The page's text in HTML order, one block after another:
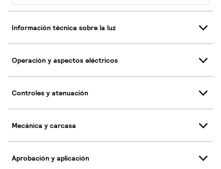
Información técnica sobre la luz
Operación y aspectos eléctricos
Controles y atenuación
Mecánica y carcasa
Aprobación y aplicación